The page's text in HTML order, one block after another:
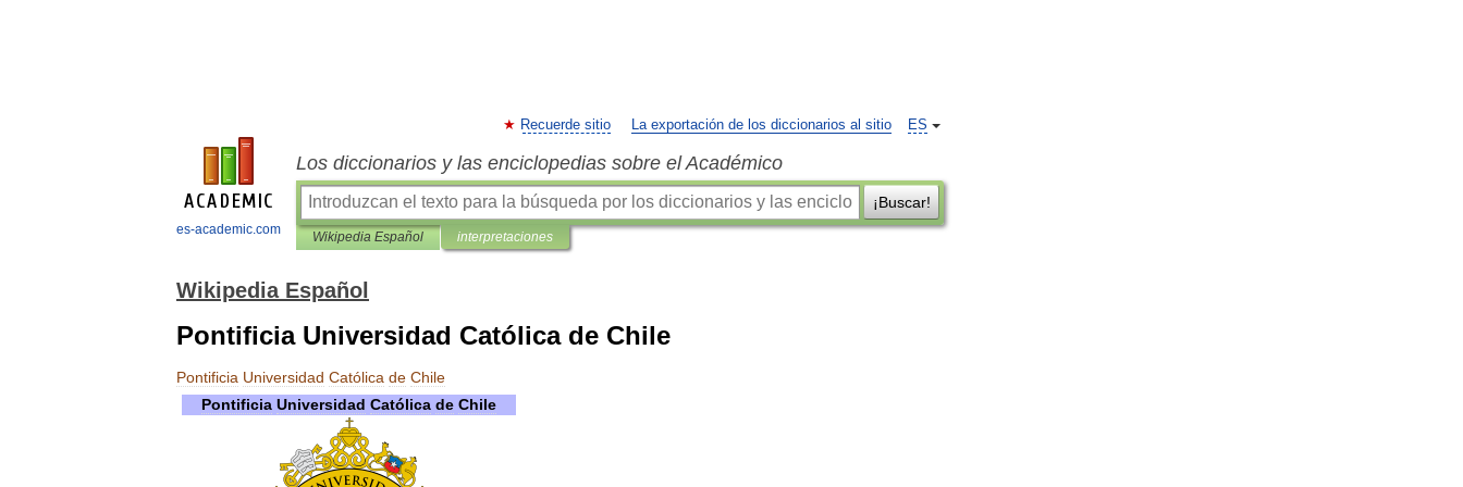
es-academic.com
ES
Recuerde sitio La exportación de los diccionarios al sitio
Los diccionarios y las enciclopedias sobre el Académico
¡Buscar!
Wikipedia Español interpretaciones
Wikipedia Español
Pontificia Universidad Católica de Chile
Pontificia Universidad Católica de Chile
Pontificia Universidad Católica de Chile